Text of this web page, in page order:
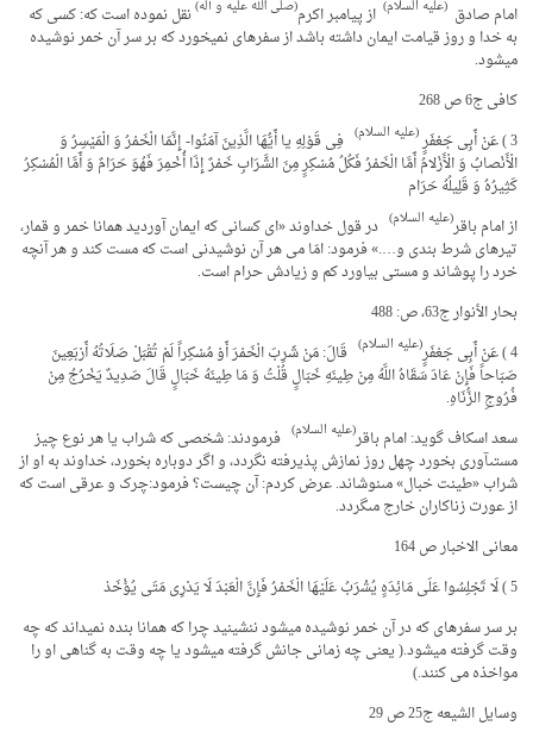
امام صادق(علیه السلام) از پیامبر اکرم(صلی الله علیه و آله)‏ نقل نموده است که: کسی که
به خدا و روز قیامت ایمان داشته باشد از سفره­ای نمی­خورد که بر سر آن خمر نوشیده
می­شود.
کافی ج6 ص 268
3 ) عَنْ أَبِی جَعْفَرٍ
(علیه السلام) فِی قَوْلِهِ‏ یا أَیُّهَا الَّذِینَ آمَنُوا- إِنَّمَا الْخَمْرُ وَ الْمَیْسِرُ وَ
الْأَنْصابُ وَ الْأَزْلامُ‏ أَمَّا الْخَمْرُ فَکُلُ‏ مُسْکِرٍ مِنَ‏ الشَّرَابِ‏ خَمْرٌ إِذَا أُخْمِرَ فَهُوَ حَرَامٌ وَ أَمَّا الْمُسْکِرُ
کَثِیرُهُ وَ قَلِیلُهُ حَرَام‏
از امام باقر(علیه السلام) در قول خداوند «ای کسانى که ایمان آوردید همانا خمر و قمار،
تیرهای شرط بندی و….» فرمود: امّا مى هر آن نوشیدنی است که مست کند و هر آنچه
خرد را پوشاند و مستی بیاورد کم و زیادش حرام است.
بحار الأنوار ج‏63، ص: 488
4 ) عَنْ أَبِی جَعْفَرٍ
(علیه السلام) قَالَ: مَنْ شَرِبَ الْخَمْرَ أَوْ مُسْکِراً لَمْ تُقْبَلْ صَلَاتُهُ أَرْبَعِینَ
صَبَاحاً فَإِنْ عَادَ سَقَاهُ اللَّهُ مِنْ طِینَهِ خَبَالٍ قُلْتُ وَ مَا طِینَهُ خَبَالٍ قَالَ صَدِیدٌ یَخْرُجُ مِنْ
فُرُوجِ الزُّنَاهِ.
سعد اسکاف گوید: امام باقر(علیه السلام) فرمودند: شخصى که شراب یا هر نوع چیز
مستى­آورى بخورد چهل روز نمازش پذیرفته نگردد، و اگر دوباره بخورد، خداوند به او از
شراب «طینت خبال» مى‏نوشاند. عرض کردم: آن چیست؟ فرمود:چرک و عرقى است که
از عورت زناکاران خارج مى‏گردد.
معانی الاخبار ص 164
5 ) لَا تَجْلِسُوا عَلَى مَائِدَهٍ یُشْرَبُ‏ عَلَیْهَا الْخَمْرُ فَإِنَّ الْعَبْدَ لَا یَدْرِی مَتَى یُؤْخَذ
بر سر سفره­ای که در آن خمر نوشیده می­شود ننشینید چرا که همانا بنده نمی­داند که چه
وقت گرفته می­شود.( یعنی چه زمانی جانش گرفته میشود یا چه وقت به گناهی او را
مواخذه می کنند.)
وسایل الشیعه ج25 ص 29